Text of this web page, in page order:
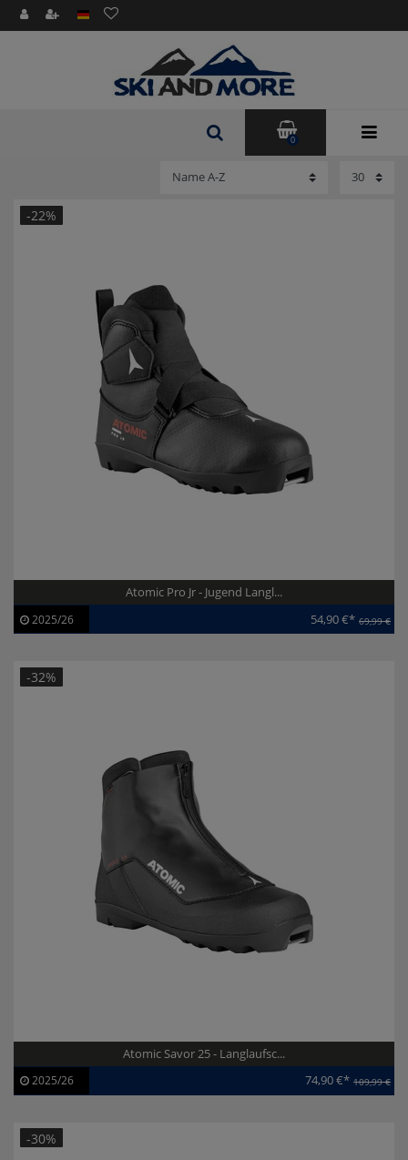
0
-22%
Atomic Pro Jr - Jugend Langl...
Artikel-ID:
113309
2025/26 54,90 €* 69,99 €
-32%
Atomic Savor 25 - Langlaufsc...
Artikel-ID:
113307
2025/26 74,90 €* 109,99 €
-30%